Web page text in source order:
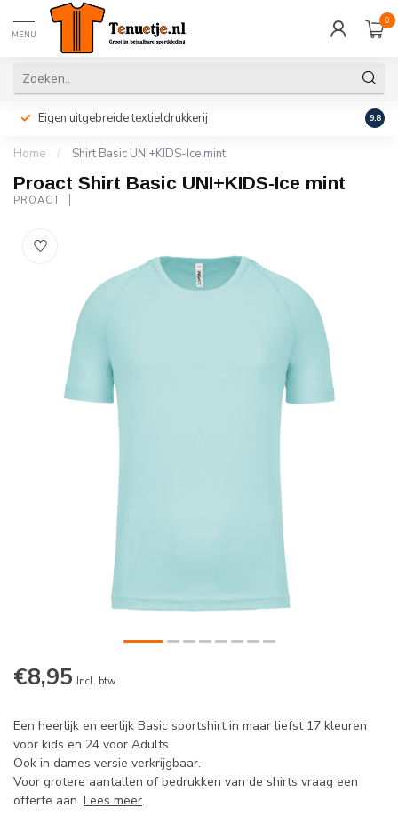
MENU
0
Eigen uitgebreide textieldrukkerij 9.8
Home / Shirt Basic UNI+KIDS-Ice mint
Proact Shirt Basic UNI+KIDS-Ice mint
PROACT
€8,95 Incl. btw
Een heerlijk en eerlijk Basic sportshirt in maar liefst 17 kleuren
voor kids en 24 voor Adults
Ook in dames versie verkrijgbaar.
Voor grotere aantallen of bedrukken van de shirts vraag een
offerte aan. Lees meer.